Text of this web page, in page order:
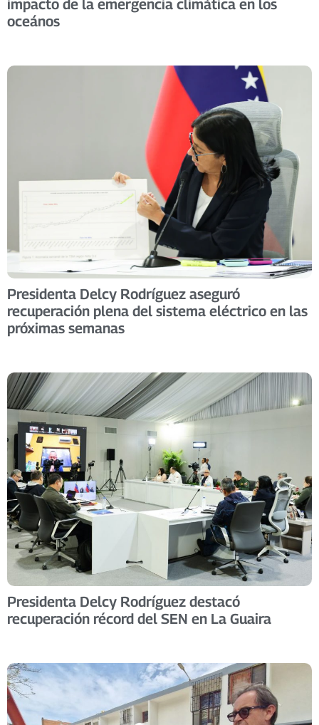
impacto de la emergencia climática en los
oceános
Presidenta Delcy Rodríguez aseguró
recuperación plena del sistema eléctrico en las
próximas semanas
Presidenta Delcy Rodríguez destacó
recuperación récord del SEN en La Guaira